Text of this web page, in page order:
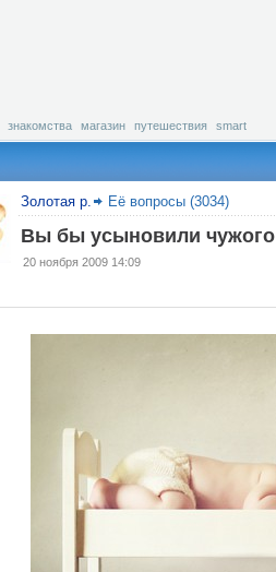
знакомства магазин путешествия smart
Золотая р. Её вопросы (3034)
Вы бы усыновили чужого
20 ноября 2009 14:09